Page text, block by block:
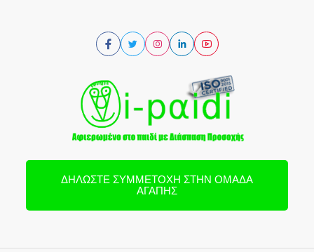
ΔΗΛΏΣΤΕ ΣΥΜΜΕΤΟΧΉ ΣΤΗΝ ΟΜΆΔΑ
ΑΓΆΠΗΣ